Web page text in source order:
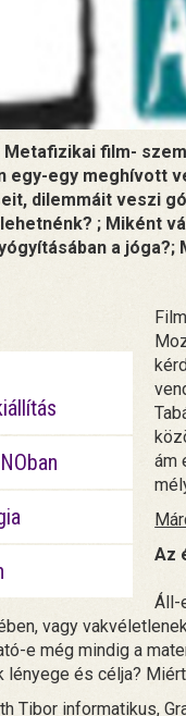
film-
egy-egy meghívott
dilemmáit veszi
; Miként
a jóga?;
ám
Az
Áll-
vagy
e még mindig a
és célja?
Tibor informatikus,